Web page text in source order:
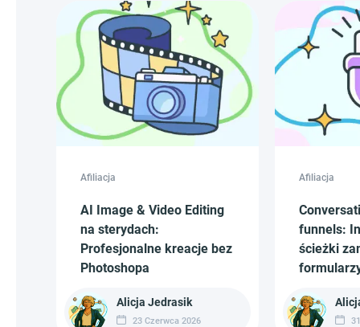
Afiliacja
AI Image & Video Editing
na sterydach:
Profesjonalne kreacje bez
Photoshopa
Alicja Jedrasik
23 Czerwca 2026
Afiliacja
funnels:
ścieżki